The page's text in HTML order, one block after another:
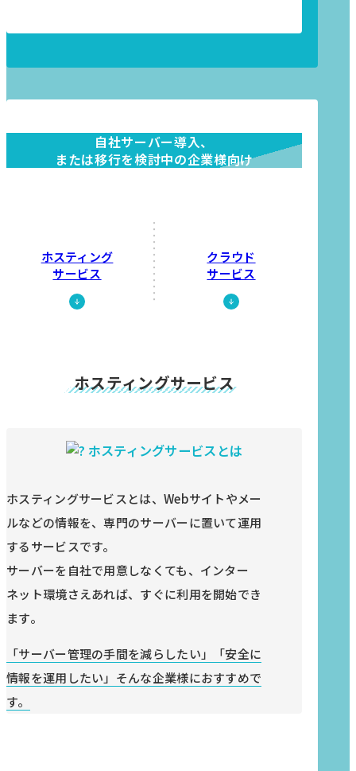
自社サーバー導入、
または移行を検討中の企業様向け
ホスティング
サービス
クラウド
サービス
ホスティングサービス
ホスティングサービスとは
ホスティングサービスとは、Webサイトやメー
ルなどの情報を、専門のサーバーに置いて運用
するサービスです。
サーバーを自社で用意しなくても、インター
ネット環境さえあれば、すぐに利用を開始でき
ます。
「サーバー管理の手間を減らしたい」「安全に
情報を運用したい」そんな企業様におすすめで
す。